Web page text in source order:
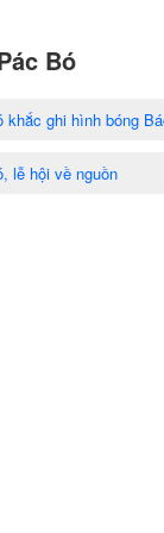
Bó
khắc ghi hình bóng
lễ hội về nguồn